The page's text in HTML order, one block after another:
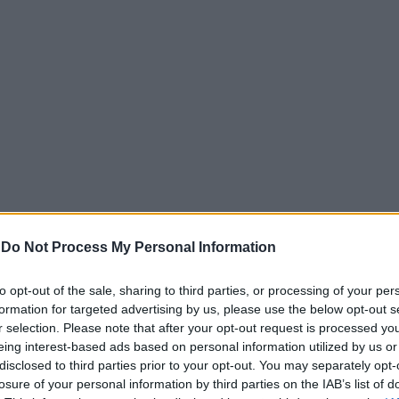
Do Not Process My Personal Information
opt-out of the sale, sharing to third parties, or processing of your
for targeted advertising by us, please use the below opt-out
selection. Please note that after your opt-out request is processed
interest-based ads based on personal information utilized by us
to third parties prior to your opt-out. You may separately
of your personal information by third parties on the IAB’s list of
με απειλές εκατέρωθεν; Τραμπ: «Θα
πρόεδρος έκανε λόγο για μια διεθνή κατάσταση
αφήνοντας παράλληλα αιχμές κατά της
τάσεις δρουν ανεξέλεγκτα», δήλωσε ο Σι,
Ηνωμένες Πολιτείες και την παγκόσμια επιρροή